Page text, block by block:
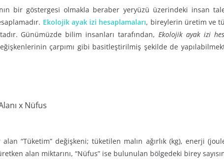
bir göstergesi olmakla beraber yeryüzü üzerindeki insan
Ekolojik ayak izi hesaplamaları, bireylerin üretim ve
Günümüzde bilim insanları tarafından, Ekolojik ayak izi
çarpımı gibi basitleştirilmiş şekilde de
x Nüfus
“Tüketim” değişkeni; tüketilen malın ağırlık (kg), enerji
alan miktarını, “Nüfus” ise bulunulan bölgedeki birey